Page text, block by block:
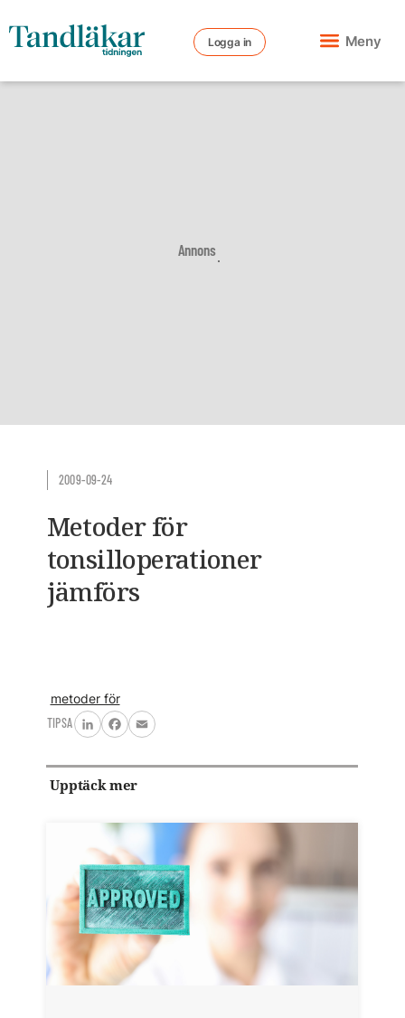
Logga in Meny
Annons
2009-09-24
Metoder för
tonsilloperationer
jämförs
metoder för
TIPSA
LinkedInFacebook
Email
Upptäck mer